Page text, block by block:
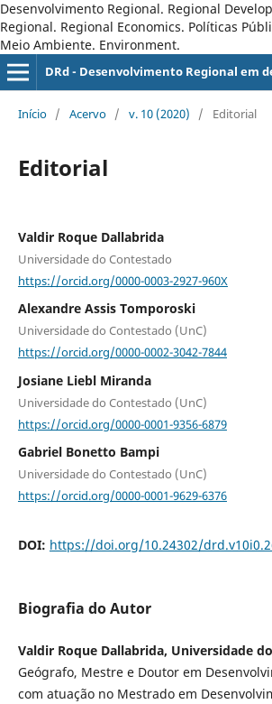
Desenvolvimento Regional. Regional
Regional. Regional Economics. Políticas
Meio Ambiente. Environment.
DRd - Desenvolvimento Regional em
Início / Acervo / v. 10 (2020) / Editorial
Editorial
Valdir Roque Dallabrida
Universidade do Contestado
https://orcid.org/0000-0003-2927-960X
Alexandre Assis Tomporoski
Universidade do Contestado (UnC)
https://orcid.org/0000-0002-3042-7844
Josiane Liebl Miranda
Universidade do Contestado (UnC)
https://orcid.org/0000-0001-9356-6879
Gabriel Bonetto Bampi
Universidade do Contestado (UnC)
https://orcid.org/0000-0001-9629-6376
DOI: https://doi.org/10.24302/
Biografia do Autor
Valdir Roque Dallabrida, Universidade
Geógrafo, Mestre e Doutor em
com atuação no Mestrado em